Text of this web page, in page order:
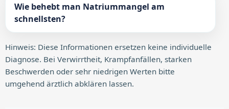
Wie behebt man Natriummangel am
schnellsten?
Hinweis: Diese Informationen ersetzen keine individuelle
Diagnose. Bei Verwirrtheit, Krampfanfällen, starken
Beschwerden oder sehr niedrigen Werten bitte
umgehend ärztlich abklären lassen.